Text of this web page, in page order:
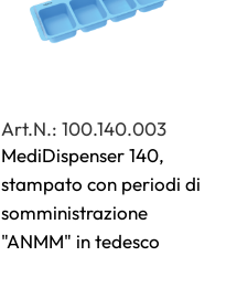
Art.N.: 100.140.003
MediDispenser 140,
stampato con periodi di
somministrazione
"ANMM" in tedesco